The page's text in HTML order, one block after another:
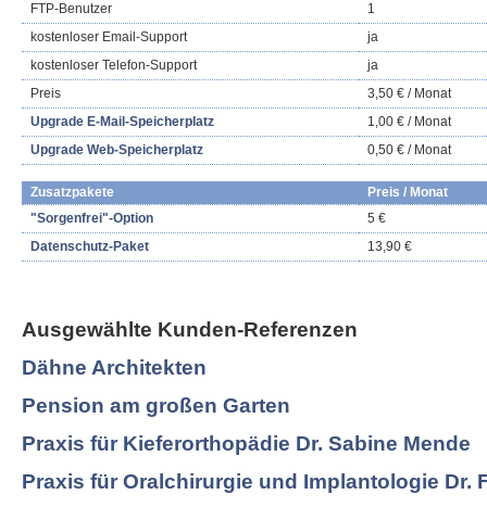
FTP-Benutzer
1
kostenloser Email-Support
ja
kostenloser Telefon-Support
ja
Preis
3,50 € / Monat
Upgrade E-Mail-Speicherplatz
1,00 € / Monat
Upgrade Web-Speicherplatz
0,50 € / Monat
Zusatzpakete
Preis / Monat
"Sorgenfrei"-Option
5 €
Datenschutz-Paket
13,90 €
Ausgewählte Kunden-Referenzen
Dähne Architekten
Pension am großen Garten
Praxis für Kieferorthopädie Dr. Sabine Mende
Praxis für Oralchirurgie und Implantologie Dr.